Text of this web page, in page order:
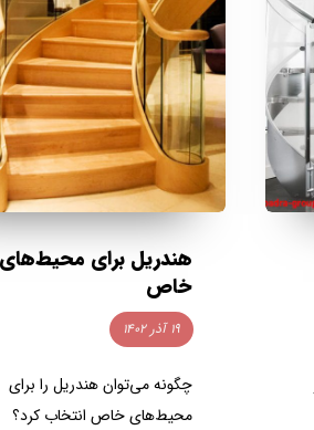
هندریل برای محیط‌های
خاص
۱۹ آذر ۱۴۰۲
چگونه می‌توان هندریل را برای
محیط‌های خاص انتخاب کرد؟